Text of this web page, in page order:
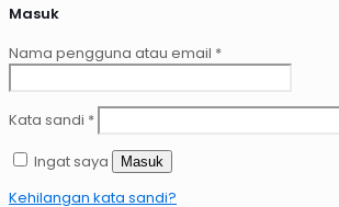
Masuk
Nama pengguna atau email *
Kata sandi *
Ingat saya
Masuk
Kehilangan kata sandi?